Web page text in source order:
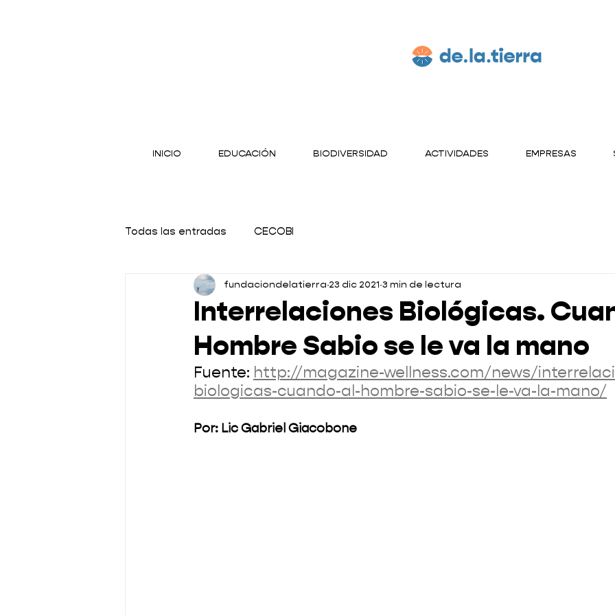
INICIO EDUCACIÓN BIODIVERSIDAD ACTIVIDADES EMPRESAS
Todas las entradas CECOBI
Interrelaciones Biológicas.
Hombre Sabio se le va la mano
fundaciondelatierra 23 dic 2021 3 min de lectura
Fuente: http://magazine-wellness.com/news/
biologicas-cuando-al-hombre-sabio-se-le-va-la-mano/
Por: Lic Gabriel Giacobone